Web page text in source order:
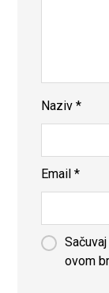
Naziv*
Email*
ovom